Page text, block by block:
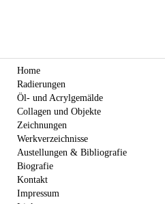
Home
Radierungen
Öl- und Acrylgemälde
Collagen und Objekte
Zeichnungen
Werkverzeichnisse
Austellungen & Bibliografie
Biografie
Kontakt
Impressum